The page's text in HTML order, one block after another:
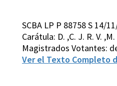
SCBA LP P 88758 S 14/
Carátula: D. ,C. J. R. V.
Magistrados Votantes:
Ver el Texto Completo